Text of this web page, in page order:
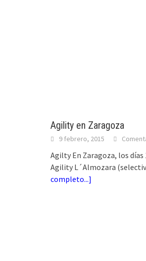
Agility en Zaragoza
9 febrero, 2015
Agilty En Zaragoza, los días
Agility L´Almozara
completo...]